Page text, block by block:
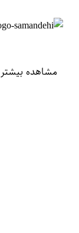
مشاهده بیشتر